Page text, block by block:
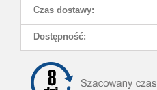
Czas dostawy:
Dostępność: